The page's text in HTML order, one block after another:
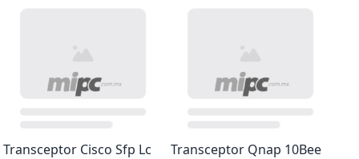
Transceptor Cisco Sfp Lc
Transceptor Qnap 10Bee